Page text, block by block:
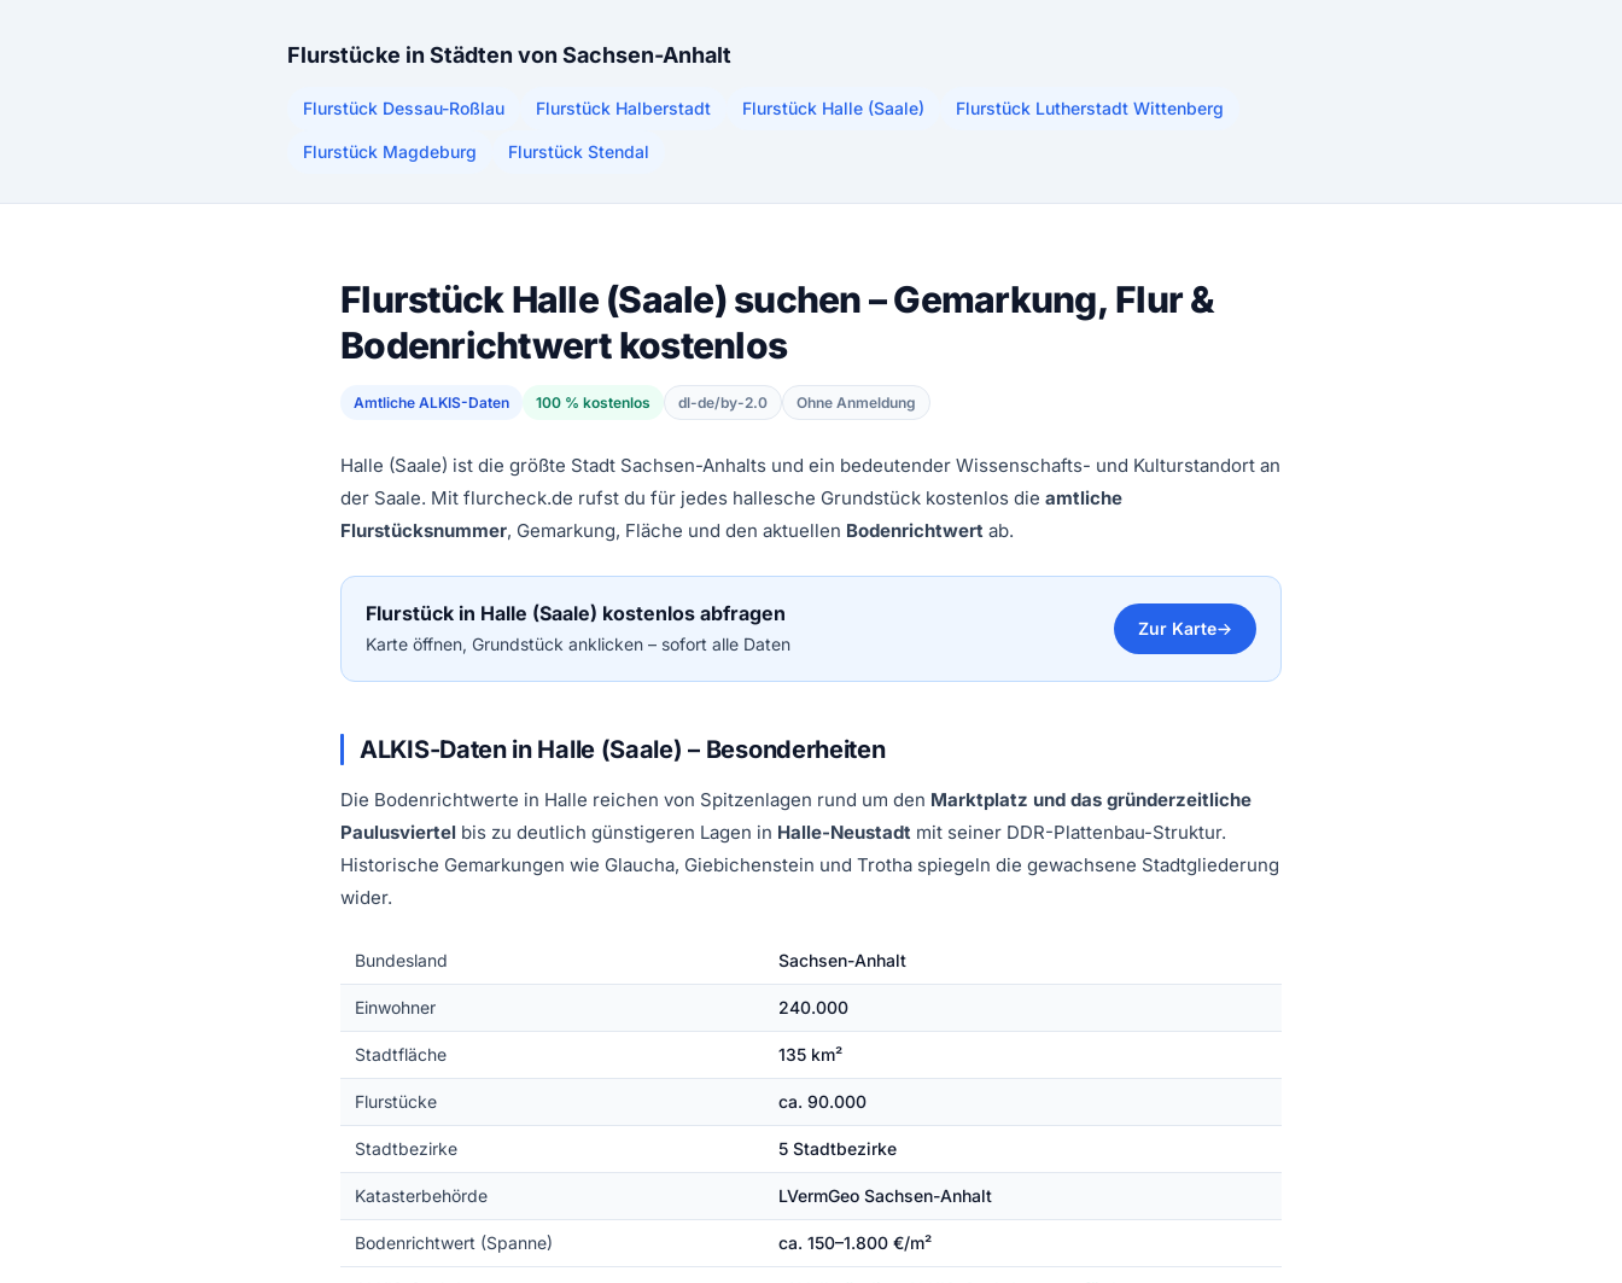
Flurstücke in Städten von Sachsen-Anhalt
Flurstück Dessau-Roßlau Flurstück Halberstadt Flurstück Halle (Saale) Flurstück Lutherstadt Wittenberg
Flurstück Magdeburg Flurstück Stendal
Flurstück Halle (Saale) suchen – Gemarkung, Flur &
Bodenrichtwert kostenlos
Amtliche ALKIS-Daten 100 % kostenlos dl-de/by-2.0 Ohne Anmeldung
Halle (Saale) ist die größte Stadt Sachsen-Anhalts und ein bedeutender Wissenschafts- und Kulturstandort an
der Saale. Mit flurcheck.de rufst du für jedes hallesche Grundstück kostenlos die amtliche
Flurstücksnummer, Gemarkung, Fläche und den aktuellen Bodenrichtwert ab.
Flurstück in Halle (Saale) kostenlos abfragen
Karte öffnen, Grundstück anklicken – sofort alle Daten
Zur Karte
ALKIS-Daten in Halle (Saale) – Besonderheiten
Die Bodenrichtwerte in Halle reichen von Spitzenlagen rund um den Marktplatz und das gründerzeitliche
Paulusviertel bis zu deutlich günstigeren Lagen in Halle-Neustadt mit seiner DDR-Plattenbau-Struktur.
Historische Gemarkungen wie Glaucha, Giebichenstein und Trotha spiegeln die gewachsene Stadtgliederung
wider.
Bundesland Sachsen-Anhalt
Einwohner 240.000
Stadtfläche 135 km²
Flurstücke ca. 90.000
Stadtbezirke 5 Stadtbezirke
Katasterbehörde LVermGeo Sachsen-Anhalt
Bodenrichtwert (Spanne) ca. 150–1.800 €/m²